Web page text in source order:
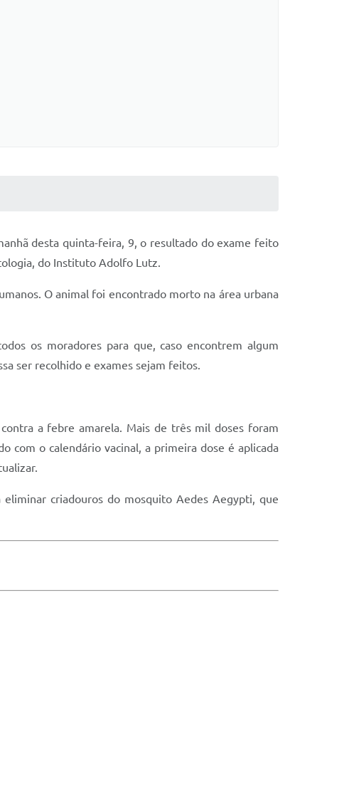
desta quinta-feira, 9, o resultado do exame feito
do Instituto Adolfo Lutz.
O animal foi encontrado morto na área urbana
os moradores para que, caso encontrem algum
ser recolhido e exames sejam feitos.
a febre amarela. Mais de três mil doses foram
com o calendário vacinal, a primeira dose é aplicada
criadouros do mosquito Aedes Aegypti, que